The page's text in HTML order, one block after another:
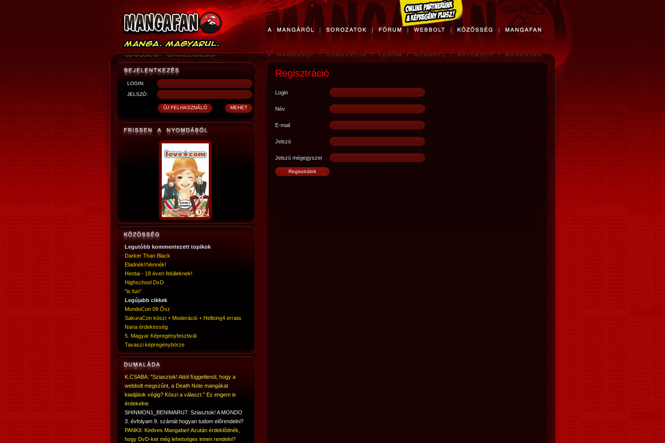
LOGIN:
JELSZÓ:
Legutóbb kommentezett topikok
Darker Than Black
Eladnék!/Vennék!
Hentai - 18 éven felülieknek!
Highschool DxD
"is fun"
Legújabb cikkek
MondoCon 09 Ősz
SakuraCon köszi + Moderáció + Hellsing4 errata
Nana érdekesség
5. Magyar Képregényfesztivál
Tavaszi képregénybörze
K.CSABA: "Sziasztok! Attól függetlenül, hogy a
webbolt megszűnt, a Death Note mangákat
kiadjátok végig? Köszi a választ." Ez engem is
érdekelne.
SHINMON1_BENIMARU7: Sziasztok! A MONDO
3. évfolyam 9. számát hogyan tudom előrendelni?
PANKII: Kedves Mangafan! Azután érdeklődnék,
hogy DvD-ket még lehetséges innen rendelni?
Regisztráció
Login
Név
E-mail
Jelszó
Jelszó mégegyszer